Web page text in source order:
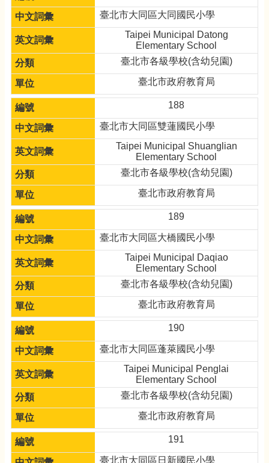
臺北市大同區大同國民小學
Taipei Municipal Datong
Elementary School
臺北市各級學校(含幼兒園)
臺北市政府教育局
188
臺北市大同區雙蓮國民小學
Taipei Municipal Shuanglian
Elementary School
臺北市各級學校(含幼兒園)
臺北市政府教育局
189
臺北市大同區大橋國民小學
Taipei Municipal Daqiao
Elementary School
臺北市各級學校(含幼兒園)
臺北市政府教育局
190
臺北市大同區蓬萊國民小學
Taipei Municipal Penglai
Elementary School
臺北市各級學校(含幼兒園)
臺北市政府教育局
191
臺北市大同區日新國民小學